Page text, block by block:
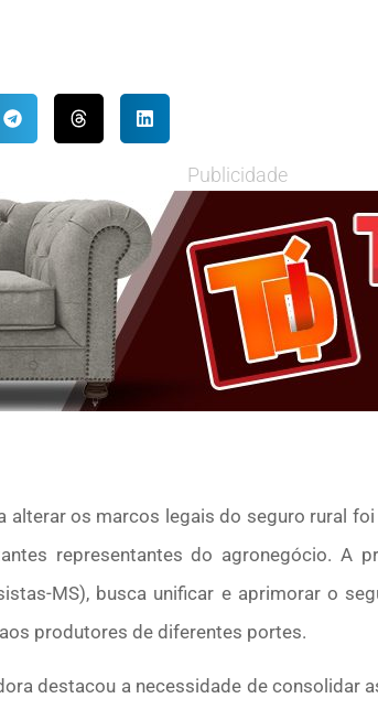
Publicidade
alterar os marcos legais do seguro rural
representantes do agronegócio. A
MS), busca unificar e aprimorar o
produtores de diferentes portes.
destacou a necessidade de consolidar